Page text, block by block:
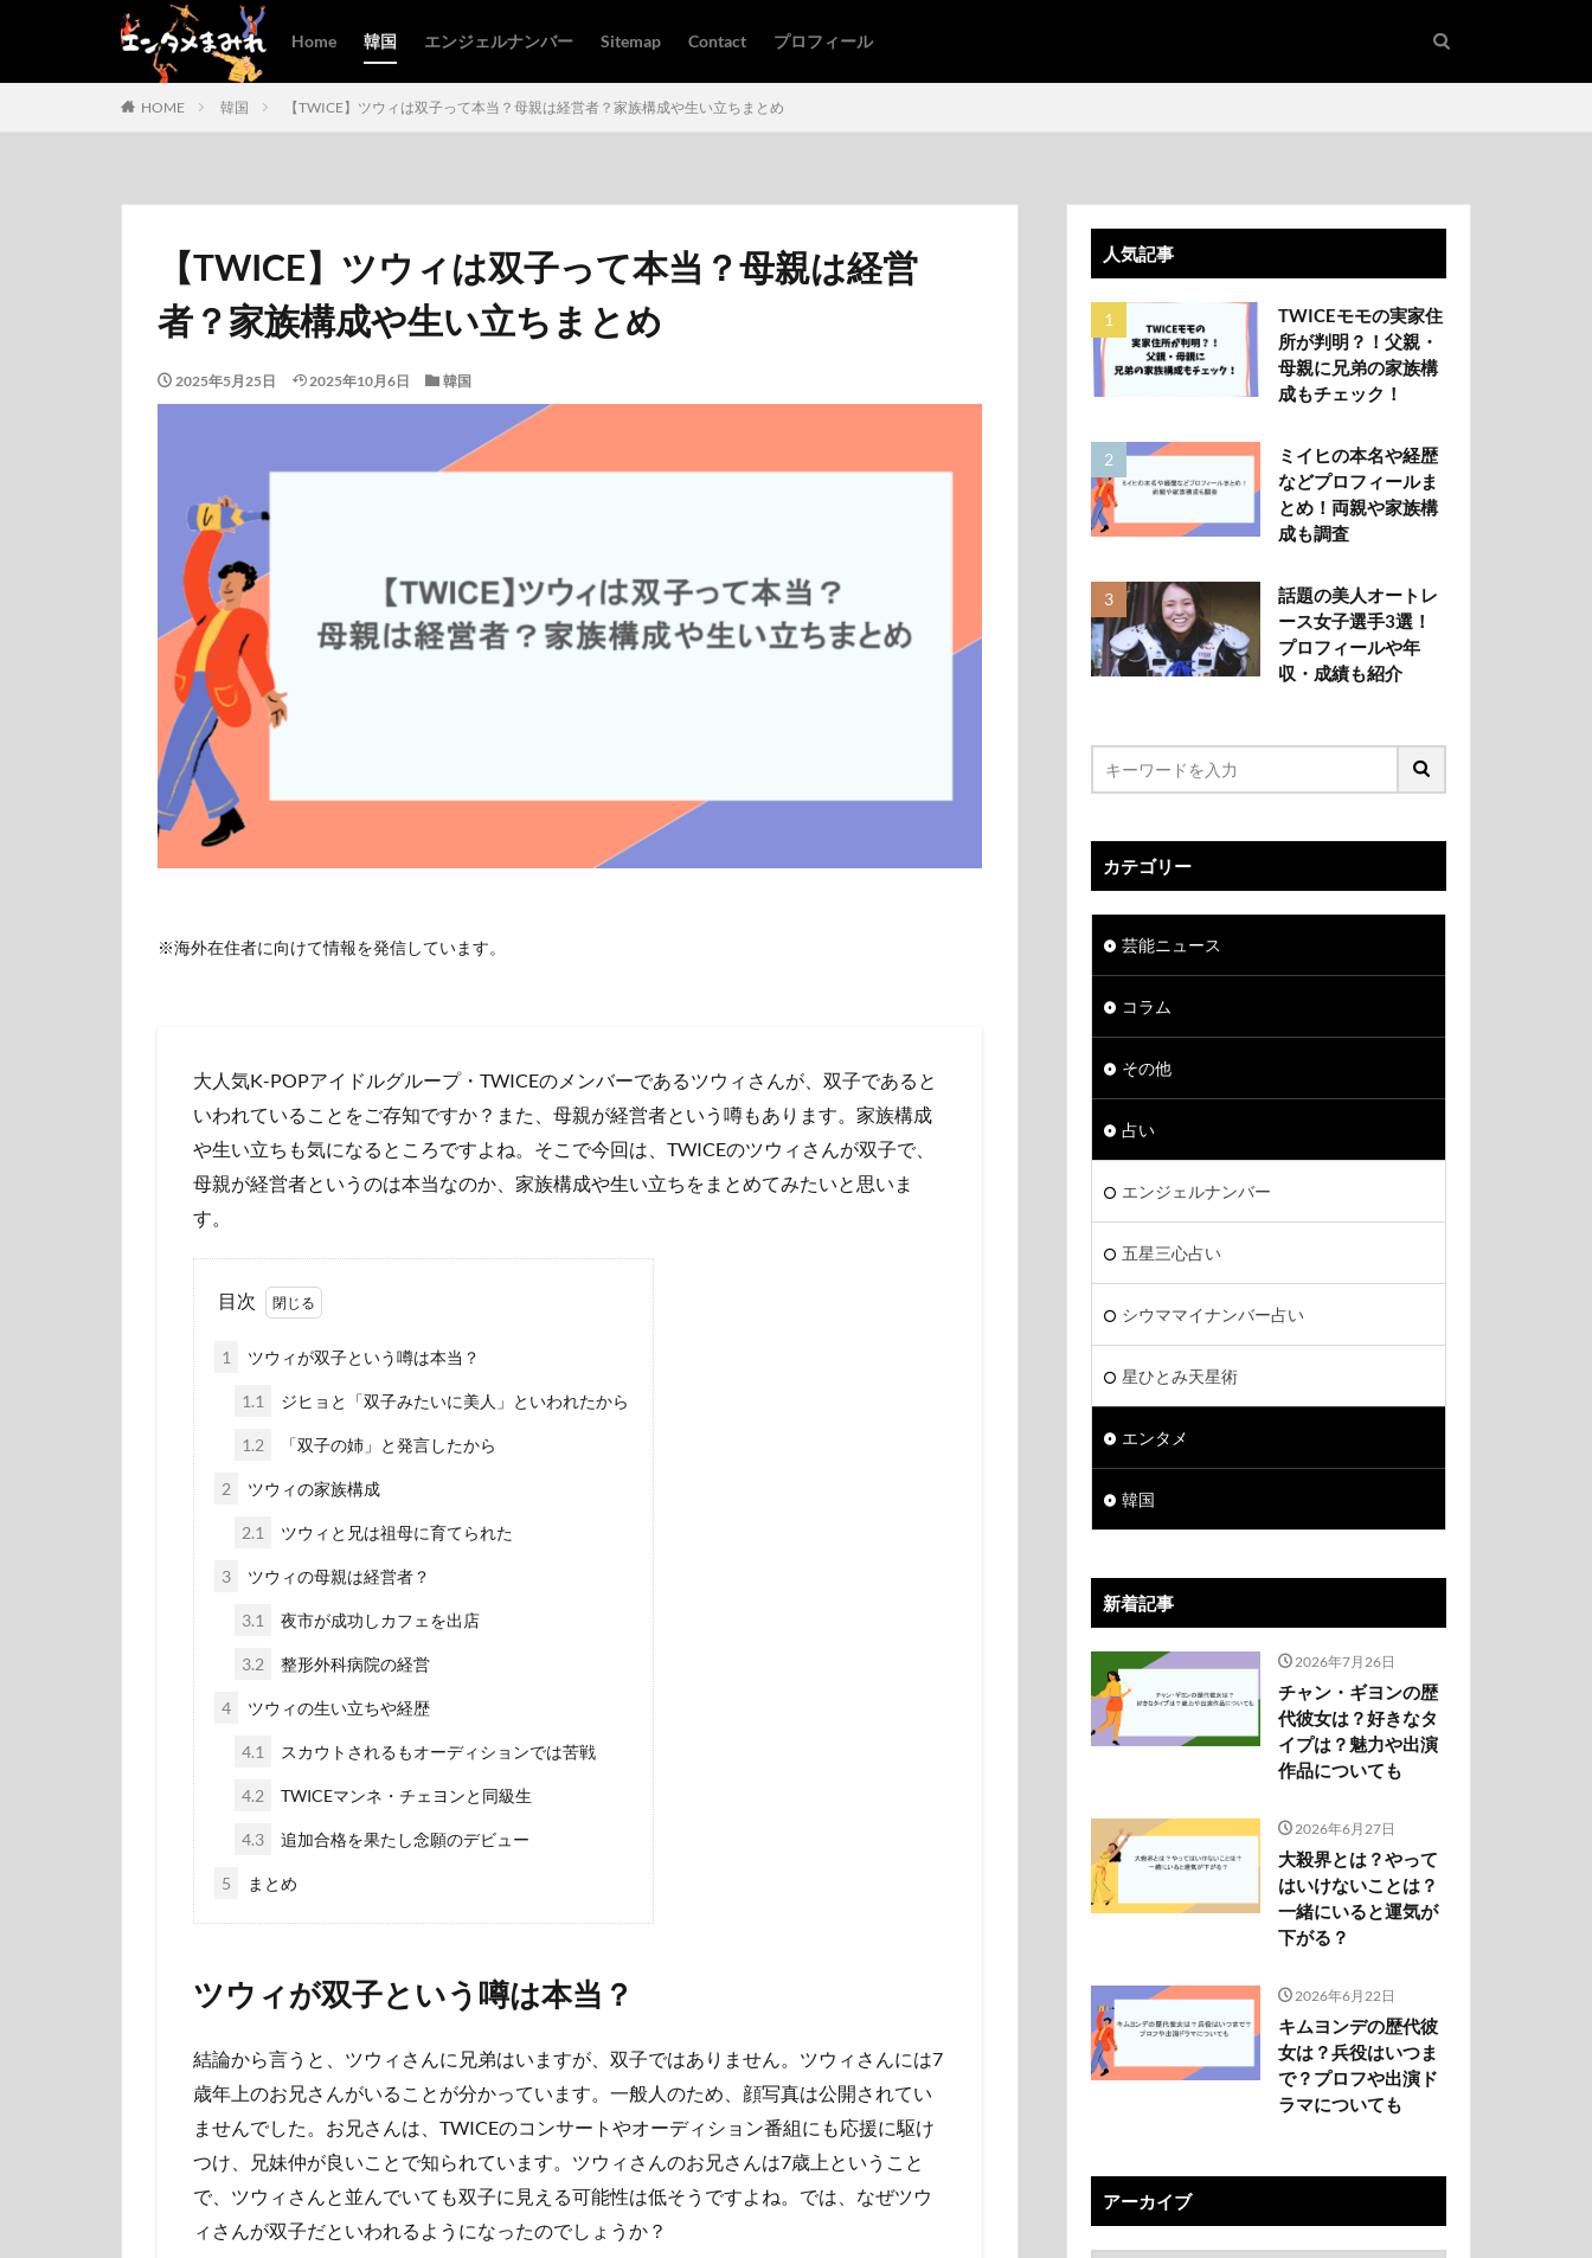
Home 韓国 エンジェルナンバー Sitemap Contact プロフィール
HOME 韓国 【TWICE】ツウィは双子って本当？母親は経営者？家族構成や生い立ちまとめ
【TWICE】ツウィは双子って本当？母親は経営
者？家族構成や生い立ちまとめ
2025年5月25日 2025年10月6日 韓国
※海外在住者に向けて情報を発信しています。
大人気K-POPアイドルグループ・TWICEのメンバーであるツウィさんが、双子であると
いわれていることをご存知ですか？また、母親が経営者という噂もあります。家族構成
や生い立ちも気になるところですよね。そこで今回は、TWICEのツウィさんが双子で、
母親が経営者というのは本当なのか、家族構成や生い立ちをまとめてみたいと思いま
す。
目次
1 ツウィが双子という噂は本当？
1.1 ジヒョと「双子みたいに美人」といわれたから
1.2 「双子の姉」と発言したから
2 ツウィの家族構成
2.1 ツウィと兄は祖母に育てられた
3 ツウィの母親は経営者？
3.1 夜市が成功しカフェを出店
3.2 整形外科病院の経営
4 ツウィの生い立ちや経歴
4.1 スカウトされるもオーディションでは苦戦
4.2 TWICEマンネ・チェヨンと同級生
4.3 追加合格を果たし念願のデビュー
5 まとめ
ツウィが双子という噂は本当？
結論から言うと、ツウィさんに兄弟はいますが、双子ではありません。ツウィさんには7
歳年上のお兄さんがいることが分かっています。一般人のため、顔写真は公開されてい
ませんでした。お兄さんは、TWICEのコンサートやオーディション番組にも応援に駆け
つけ、兄妹仲が良いことで知られています。ツウィさんのお兄さんは7歳上ということ
で、ツウィさんと並んでいても双子に見える可能性は低そうですよね。では、なぜツウ
ィさんが双子だといわれるようになったのでしょうか？
人気記事
TWICEモモの実家住
所が判明？！父親・
母親に兄弟の家族構
成もチェック！
ミイヒの本名や経歴
などプロフィールま
とめ！両親や家族構
成も調査
話題の美人オートレ
ース女子選手3選！
プロフィールや年
収・成績も紹介
カテゴリー
芸能ニュース
コラム
その他
占い
エンジェルナンバー
五星三心占い
シウママイナンバー占い
星ひとみ天星術
エンタメ
韓国
新着記事
2026年7月26日
チャン・ギヨンの歴
代彼女は？好きなタ
イプは？魅力や出演
作品についても
2026年6月27日
大殺界とは？やって
はいけないことは？
一緒にいると運気が
下がる？
2026年6月22日
キムヨンデの歴代彼
女は？兵役はいつま
で？プロフや出演ド
ラマについても
アーカイブ